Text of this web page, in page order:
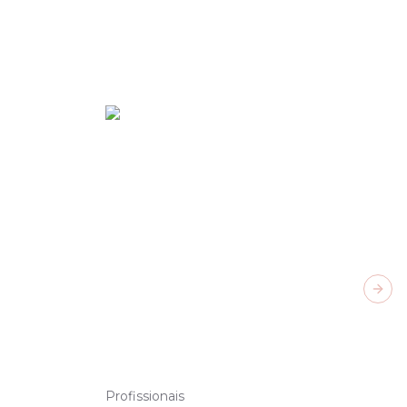
Profissionais